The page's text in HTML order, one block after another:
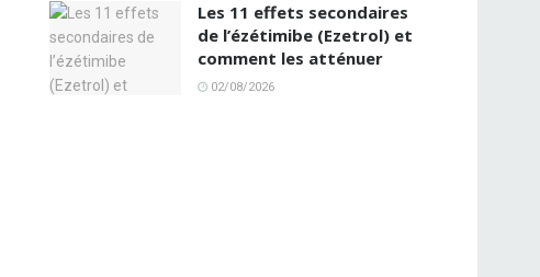
Les 11 effets secondaires
de l’ézétimibe (Ezetrol) et
comment les atténuer
02/08/2026